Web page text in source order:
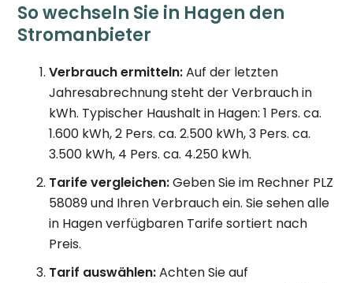
So wechseln Sie in Hagen den
Stromanbieter
Verbrauch ermitteln:Auf der letzten
Jahresabrechnung steht der Verbrauch in
kWh. Typischer Haushalt in Hagen: 1 Pers. ca.
1.600 kWh, 2 Pers. ca. 2.500 kWh, 3 Pers. ca.
3.500 kWh, 4 Pers. ca. 4.250 kWh.
Tarife vergleichen:Geben Sie im Rechner PLZ
58089 und Ihren Verbrauch ein. Sie sehen alle
in Hagen verfügbaren Tarife sortiert nach
Preis.
Tarif auswählen:Achten Sie auf